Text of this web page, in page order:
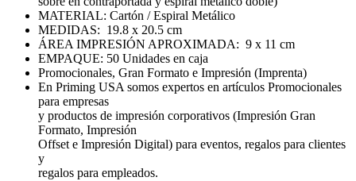
MATERIAL: Cartón / Espiral Metálico
MEDIDAS: 19.8 x 20.5 cm
ÁREA IMPRESIÓN APROXIMADA: 9 x 11 cm
EMPAQUE: 50 Unidades en caja
Promocionales, Gran Formato e Impresión (Imprenta)
En Priming USA somos expertos en artículos Promocionales
para empresas
y productos de impresión corporativos (Impresión Gran
Formato, Impresión
Offset e Impresión Digital) para eventos, regalos para clientes
y
regalos para empleados.